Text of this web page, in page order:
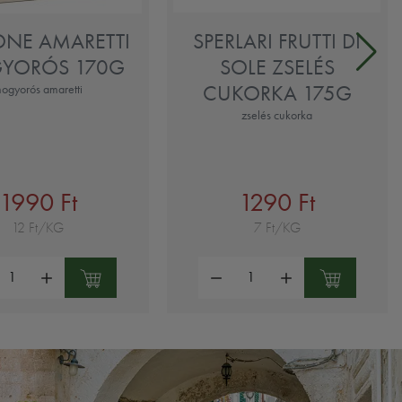
AMARETTI
170G
amaretti
Ft
12 Ft/KG
SPERLARI FRUTTI DI
SOLE ZSELÉS
CUKORKA 175G
zselés cukorka
1290 Ft
7 Ft/KG